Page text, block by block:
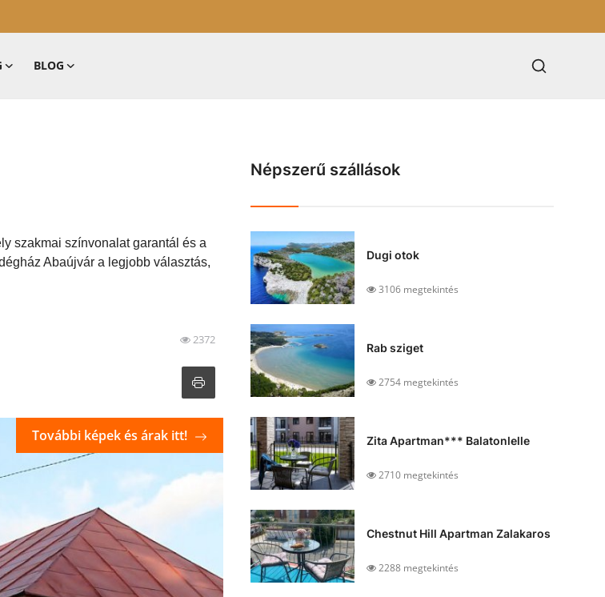
BLOG
szakmai színvonalat garantál és a
Abaújvár a legjobb választás,
2372
További képek és árak itt!
Népszerű szállások
Dugi otok
3106 megtekintés
Rab sziget
2754 megtekintés
Zita Apartman*** Balatonlelle
2710 megtekintés
Chestnut Hill Apartman Zalakaros
2288 megtekintés